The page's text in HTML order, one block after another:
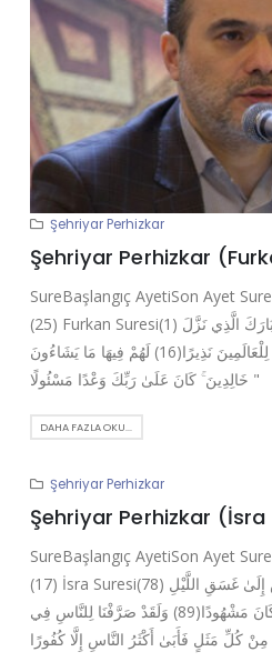
Şehriyar Perhizkar
Şehriyar Perhizkar
SureBaşlangıç AyetiSon Ayet
(25) Furkan Suresi(1) بِسْمِ اللَّهِ الرَّحْمَٰنِ الرَّحِيمِ تَبَارَكَ الَّذِي نَزَّلَ
الْفُرْقَانَ عَلَىٰ عَبْدِهِ لِيَكُونَ لِلْعَالَمِينَ نَذِيرًا(16) لَهُمْ فِيهَا مَا يَشَاءُونَ
خَالِدِينَ ۚ كَانَ عَلَىٰ رَبِّكَ وَعْدًا مَسْئُولًا "
DAHA FAZLA OKU...
Şehriyar Perhizkar
Şehriyar Perhizkar (İsra
SureBaşlangıç AyetiSon Ayet
(17) İsra Suresi(78) أَقِمِ الصَّلَاةَ لِدُلُوكِ الشَّمْسِ إِلَىٰ غَسَقِ اللَّيْلِ
وَقُرْآنَ الْفَجْرِ ۖ إِنَّ قُرْآنَ الْفَجْرِ كَانَ مَشْهُودًا(89) وَلَقَدْ صَرَّفْنَا لِلنَّاسِ فِي